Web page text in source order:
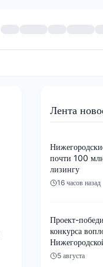
Лента
почти 100
лизингу
16 часов назад
Проект-
конкурса
5 августа